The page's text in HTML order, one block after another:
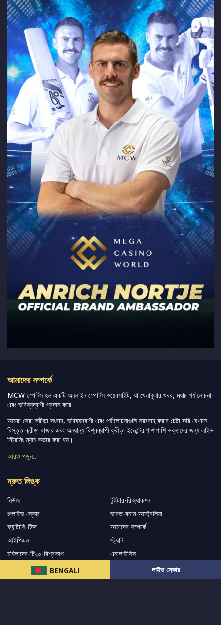
BENGALI লাইভ স্কোর
আমাদের সম্পর্কে
MCW স্পোর্টস হল একটি অনলাইন স্পোর্টস ওয়েবসাইট, যা খেলাধুলার খবর, ম্যাচ পর্যালোচনা
এবং ভবিষ্যদ্বাণী প্রদান করে।
আমরা সেরা ক্রীড়া সংবাদ, ভবিষ্যদ্বাণী এবং পর্যালোচনাগুলি সরবরাহ করার চেষ্টা করি যেখানে
বিস্তৃত ক্রীড়া বাজার এবং অন্যান্য বিশ্বব্যাপী ক্রীড়া ইভেন্টের পাশাপাশি ভক্তদের জন্য লাইভ
স্ট্রিমিং ম্যাচ কভার করা হয়।
আরও পড়ুন…
দ্রুত লিঙ্ক
নিউজ
টুইটার-রিঅ্যাকশন
लলাইভ স্কোর
ভারত-বনাম-অস্ট্রেলিয়া
ফ্যান্টাসি-টিপ্স
আমাদের সম্পর্কে
আইপিএল
স্ট্যাট
মহিলাদের-টি২০-বিশ্বকাপ
এনালাইসিস